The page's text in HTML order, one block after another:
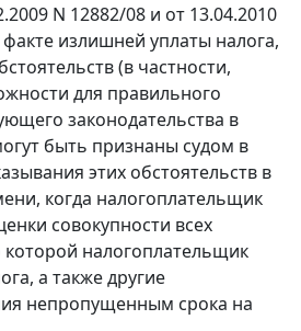
N 12882/08 и от 13.04.2010
излишней уплаты налога,
(в частности,
для правильного
законодательства в
быть признаны судом в
этих обстоятельств в
когда налогоплательщик
совокупности всех
налогоплательщик
а также другие
непропущенным срока на